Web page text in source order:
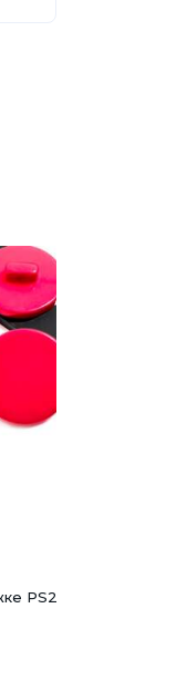
PS21, фуксия, 20 мм